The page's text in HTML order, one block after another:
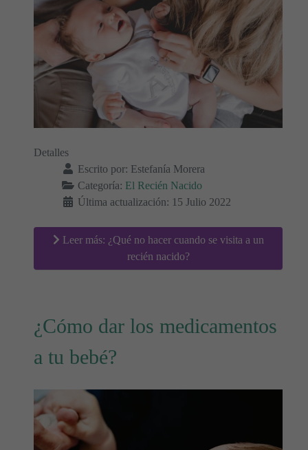
Detalles
Escrito por: Estefanía Morera
Categoría: El Recién Nacido
Última actualización: 15 Julio 2022
Leer más: ¿Qué no hacer cuando se visita a un
recién nacido?
¿Cómo dar los medicamentos
a tu bebé?